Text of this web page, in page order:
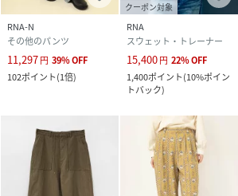
RNA-N
その他のパンツ
11,297円 39%OFF
102ポイント(1倍)
クーポン対象
RNA
スウェット・トレーナー
15,400円 22%OFF
1,400ポイント(10%ポイン
トバック)